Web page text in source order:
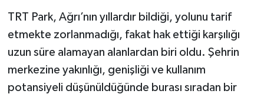
TRT Park, Ağrı’nın yıllardır bildiği, yolunu tarif
etmekte zorlanmadığı, fakat hak ettiği karşılığı
uzun süre alamayan alanlardan biri oldu. Şehrin
merkezine yakınlığı, genişliği ve kullanım
potansiyeli düşünüldüğünde burası sıradan bir